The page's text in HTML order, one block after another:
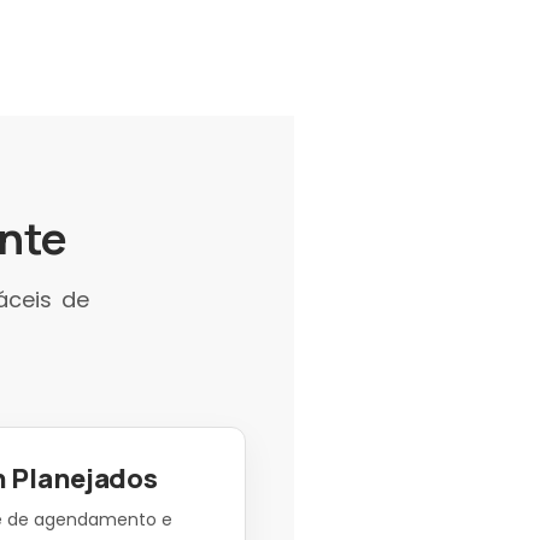
de
Planejados
de agendamento e